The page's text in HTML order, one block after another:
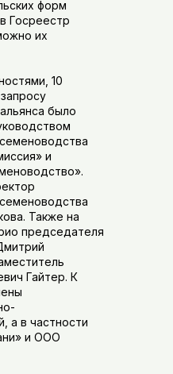
форм
Госреестр
их
10
было
и
Также на
председателя
Гайтер. К
а в частности
и ООО